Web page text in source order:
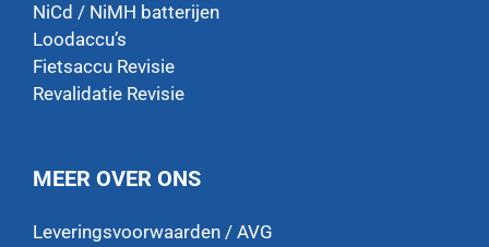
NiCd / NiMH batterijen
Loodaccu’s
Fietsaccu Revisie
Revalidatie Revisie
MEER OVER ONS
Leveringsvoorwaarden / AVG